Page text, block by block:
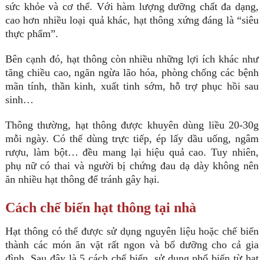
sức khỏe và cơ thể. Với hàm lượng dưỡng chất đa dạng,
cao hơn nhiều loại quả khác, hạt thông xứng đáng là “siêu
thực phẩm”.
Bên cạnh đó, hạt thông còn nhiều những lợi ích khác như
tăng chiều cao, ngăn ngừa lão hóa, phòng chống các bệnh
mãn tính, thần kinh, xuất tinh sớm, hỗ trợ phục hồi sau
sinh…
Thông thường, hạt thông được khuyên dùng liều 20-30g
mỗi ngày. Có thể dùng trực tiếp, ép lấy dầu uống, ngâm
rượu, làm bột… đều mang lại hiệu quả cao. Tuy nhiên,
phụ nữ có thai và người bị chứng đau dạ dày không nên
ăn nhiều hạt thông để tránh gây hại.
Cách chế biến hạt thông tại nhà
Hạt thông có thể được sử dụng nguyên liệu hoặc chế biến
thành các món ăn vặt rất ngon và bổ dưỡng cho cả gia